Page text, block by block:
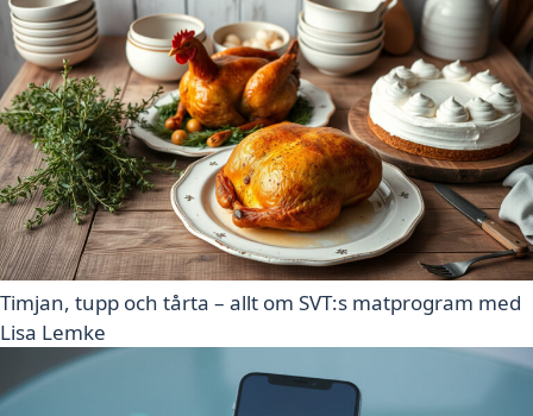
Timjan, tupp och tårta – allt om SVT:s matprogram med
Lisa Lemke